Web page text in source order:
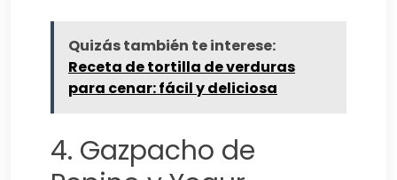
Quizás también te interese:
Receta de tortilla de verduras
para cenar: fácil y deliciosa
4. Gazpacho de